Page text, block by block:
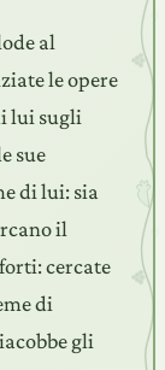
al
le opere
lui sugli
sue
di lui: sia
il
cercate
di
gli